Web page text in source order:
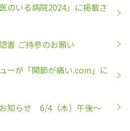
のいる病院2024」に掲載さ
書 ご持参のお願い
ーが「関節が痛い.com」に
お知らせ 6/4（木）午後～